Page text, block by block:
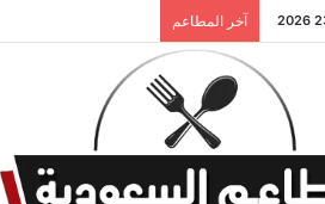
آخر المطاعم